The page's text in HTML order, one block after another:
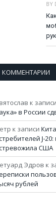
BY
КОММЕНТАРИИ
к записи
в России
к записи
J-
США
Эдров к
рублей